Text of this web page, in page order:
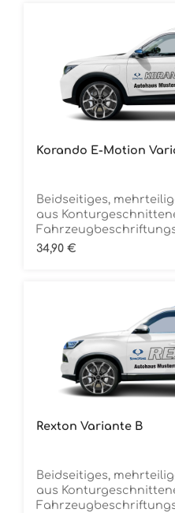
Korando E-Motion
Beidseitiges,
aus
ÜbertragungstapeDie
Regulärer Preis:
34,90 €
Rexton Variante B
Beidseitiges,
aus